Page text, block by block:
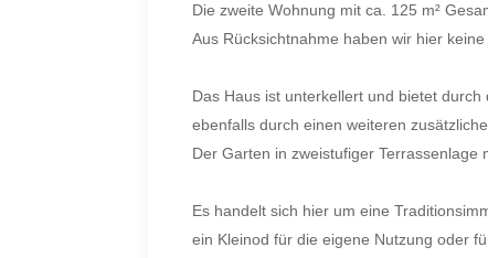
Die zweite Wohnung mit ca. 125 m²
Aus Rücksichtnahme haben wir hier
Das Haus ist unterkellert und bietet
ebenfalls durch einen weiteren
Der Garten in zweistufiger Terrassenlage
Es handelt sich hier um eine
ein Kleinod für die eigene Nutzung oder